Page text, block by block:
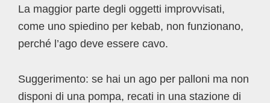
La maggior parte degli oggetti improvvisati,
come uno spiedino per kebab, non funzionano,
perché l’ago deve essere cavo.
Suggerimento: se hai un ago per palloni ma non
disponi di una pompa, recati in una stazione di